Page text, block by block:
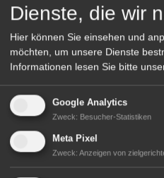
(Geselle/Meister/Techniker)
(m/w/d)
Gensingen
zur Stellenanzeige
Dienste, die wir
Hier können Sie einsehen und
möchten, um unsere Dienste
Informationen lesen Sie bitte
Google Analytics
Zweck: Besucher-Statistiken
Meta Pixel
Zweck: Anzeigen von